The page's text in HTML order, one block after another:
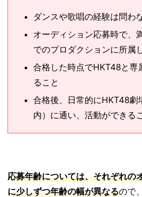
ダンスや歌唱の経験は問わ
オーディション応募時で、
でのプロダクションに所属
合格した時点でHKT48と専
ること
合格後、日常的にHKT48劇
内）に通い、活動ができる
応募年齢については、それぞれの
に少しずつ年齢の幅が異なるので